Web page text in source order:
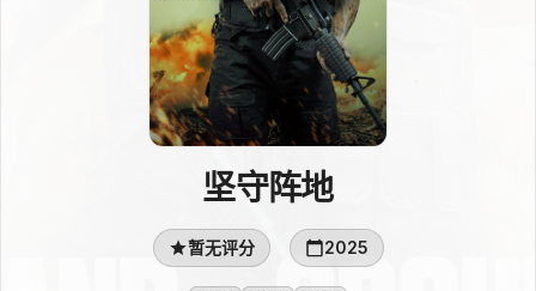
坚守阵地
暂无评分 2025